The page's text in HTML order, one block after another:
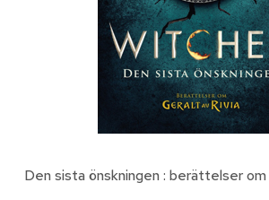
Den sista önskningen : berättelser